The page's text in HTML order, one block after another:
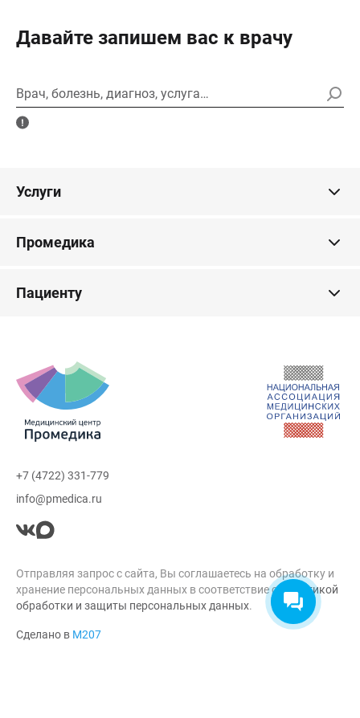
Давайте запишем вас к врачу
Врач, болезнь, диагноз, услуга…
Услуги
Промедика
Пациенту
+7 (4722) 331-779
info@pmedica.ru
Отправляя запрос с сайта, Вы соглашаетесь на обработку и
хранение персональных данных в соответствие с Политикой
обработки и защиты персональных данных.
Сделано в М207